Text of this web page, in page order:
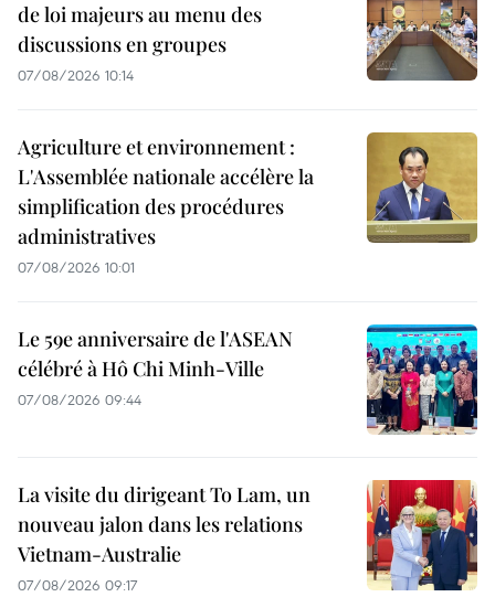
de loi majeurs au menu des
discussions en groupes
07/08/2026 10:14
Agriculture et environnement :
L'Assemblée nationale accélère la
simplification des procédures
administratives
07/08/2026 10:01
Le 59e anniversaire de l'ASEAN
célébré à Hô Chi Minh-Ville
07/08/2026 09:44
La visite du dirigeant To Lam, un
nouveau jalon dans les relations
Vietnam-Australie
07/08/2026 09:17